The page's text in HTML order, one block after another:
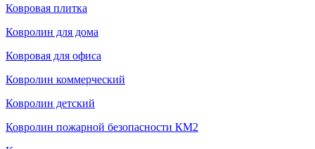
Ковровая плитка
Ковролин для дома
Ковровая для офиса
Ковролин коммерческий
Ковролин детский
Ковролин пожарной безопасности КМ2